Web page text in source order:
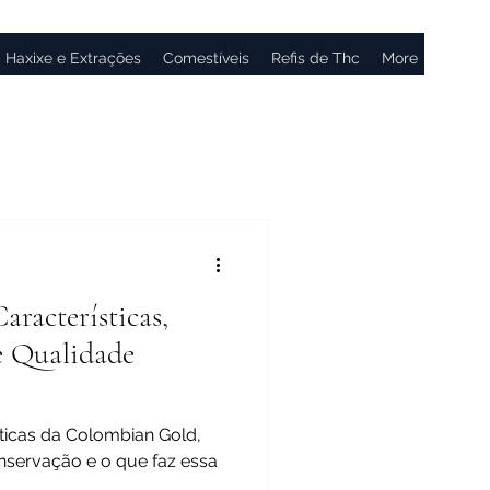
Haxixe e Extrações Comestíveis Refis de Thc More
Qualidade
da Colombian Gold,
e o que faz essa